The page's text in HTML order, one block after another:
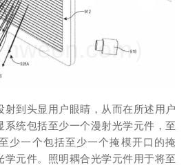
射到头显用户眼睛，从而在所述用户
系统包括至少一个漫射光学元件，至
少一个包括至少一个掩模开口的掩
学元件。照明耦合光学元件用于将至
）